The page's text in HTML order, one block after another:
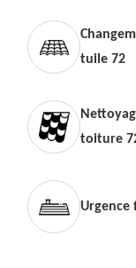
tuile 72
toiture